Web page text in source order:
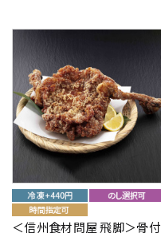
＜信州食材問屋 飛脚＞骨付